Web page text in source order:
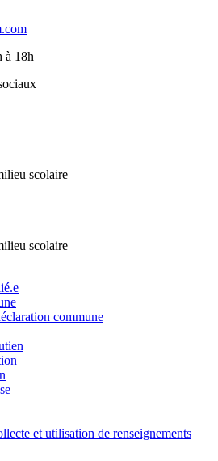
à 18h
scolaire
scolaire
commune
et utilisation de renseignements